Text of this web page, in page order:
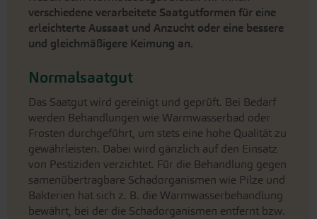
verschiedene verarbeitete Saatgutformen für eine
erleichterte Aussaat und Anzucht oder eine bessere
und gleichmäßigere Keimung an.
Normalsaatgut
Das Saatgut wird gereinigt und geprüft. Bei Bedarf
werden Behandlungen wie Warmwasserbad oder
Frosten durchgeführt, um stets eine hohe Qualität zu
gewährleisten. Dabei wird gänzlich auf den Einsatz
von Pestiziden verzichtet. Für die Behandlung gegen
samenübertragbare Schadorganismen wie Pilze und
Bakterien hat sich z. B. die Warmwasserbehandlung
bewährt, bei der die Schadorganismen entfernt bzw.